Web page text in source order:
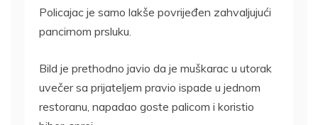
Policajac je samo lakše povrijeđen zahvaljujući
pancirnom prsluku.
Bild je prethodno javio da je muškarac u utorak
uvečer sa prijateljem pravio ispade u jednom
restoranu, napadao goste palicom i koristio